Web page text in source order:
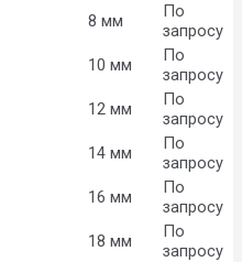
8 мм
По
запросу
10 мм
По
запросу
12 мм
По
запросу
14 мм
По
запросу
16 мм
По
запросу
18 мм
По
запросу